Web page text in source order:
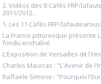
2. Vidéos des 8 Cafés FRP/
2011/2012...
1. Les 11 Cafés FRP/
La France pittoresque présente
fondu enchaîné
L'Exposition de Versailles dit
Charles Maurras : "L'Avenir de
Raffaele Simone : "Pourquoi